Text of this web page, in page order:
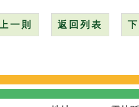
上一則 返回列表